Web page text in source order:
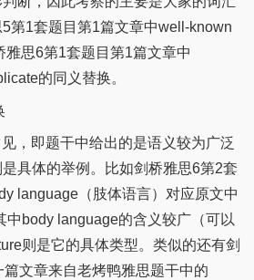
第1套题目第1篇文章中well-known
雅思6第1套题目第1篇文章中
的同义替换。
，即题干中给出的是语义较为广泛
具体的举例。比如剑桥雅思6第2套
language（肢体语言）对应原文中
中body language的含义较广（可以
则是它的具体类型。类似的还有剑
文章来自老烤鸭雅思题干中的